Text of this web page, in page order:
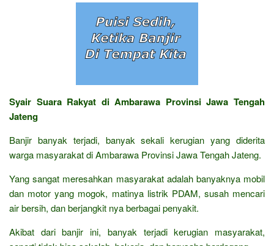
Syair Suara Rakyat di Ambarawa Provinsi Jawa Tengah
Jateng
Banjir banyak terjadi, banyak sekali kerugian yang diderita
warga masyarakat di Ambarawa Provinsi Jawa Tengah Jateng.
Yang sangat meresahkan masyarakat adalah banyaknya mobil
dan motor yang mogok, matinya listrik PDAM, susah mencari
air bersih, dan berjangkit nya berbagai penyakit.
Akibat dari banjir ini, banyak terjadi kerugian masyarakat,